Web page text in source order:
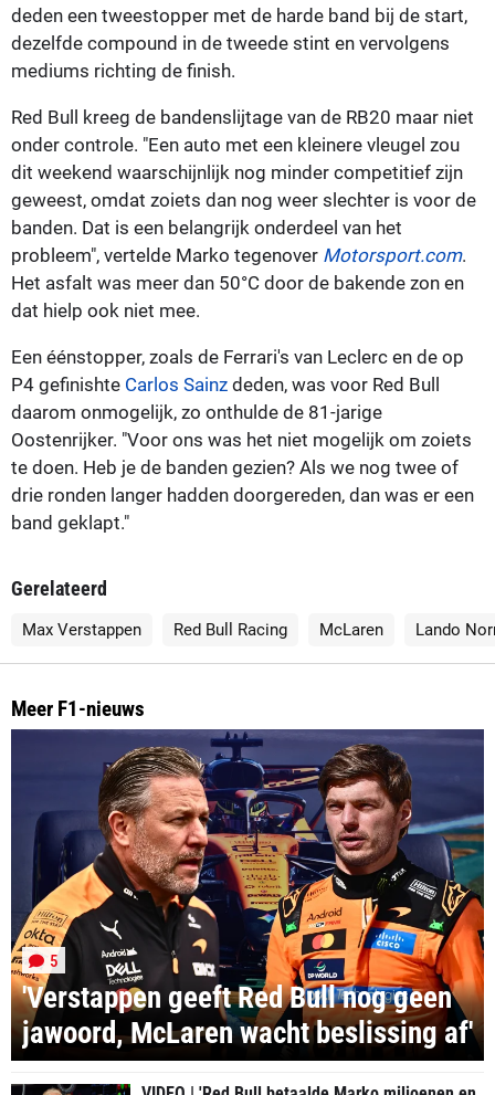
deden een tweestopper met de harde band bij de start,
dezelfde compound in de tweede stint en vervolgens
mediums richting de finish.
Red Bull kreeg de bandenslijtage van de RB20 maar niet
onder controle. "Een auto met een kleinere vleugel zou
dit weekend waarschijnlijk nog minder competitief zijn
geweest, omdat zoiets dan nog weer slechter is voor de
banden. Dat is een belangrijk onderdeel van het
probleem", vertelde Marko tegenover Motorsport.com.
Het asfalt was meer dan 50°C door de bakende zon en
dat hielp ook niet mee.
Een éénstopper, zoals de Ferrari's van Leclerc en de op
P4 gefinishte Carlos Sainz deden, was voor Red Bull
daarom onmogelijk, zo onthulde de 81-jarige
Oostenrijker. "Voor ons was het niet mogelijk om zoiets
te doen. Heb je de banden gezien? Als we nog twee of
drie ronden langer hadden doorgereden, dan was er een
band geklapt."
Gerelateerd
Max Verstappen Red Bull Racing McLaren Lando
Meer F1-nieuws
'Verstappen geeft Red Bull nog geen
jawoord, McLaren wacht beslissing af'
5